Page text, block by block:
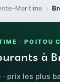
Maritime ›
· POITOU
à
prix les plus